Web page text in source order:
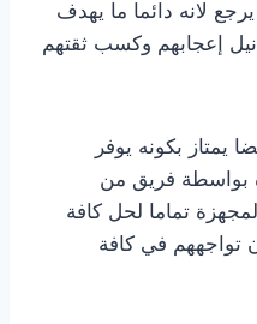
يرجع لانه دائما ما يهدف
نيل إعجابهم وكسب ثقتهم
يمتاز بكونه يوفر
بواسطة فريق من
تماما لحل كافة
تواجههم في كافة